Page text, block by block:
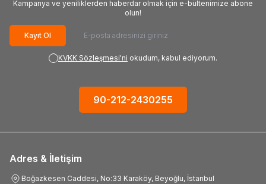
Kampanya ve yeniliklerden haberdar olmak için e-bültenimize abone
olun!
Kayıt Ol
KVKK Sözleşmesi'ni okudum, kabul ediyorum.
90-212-2430255
Adres & İletişim
Boğazkesen Caddesi, No:33 Karaköy, Beyoğlu, İstanbul